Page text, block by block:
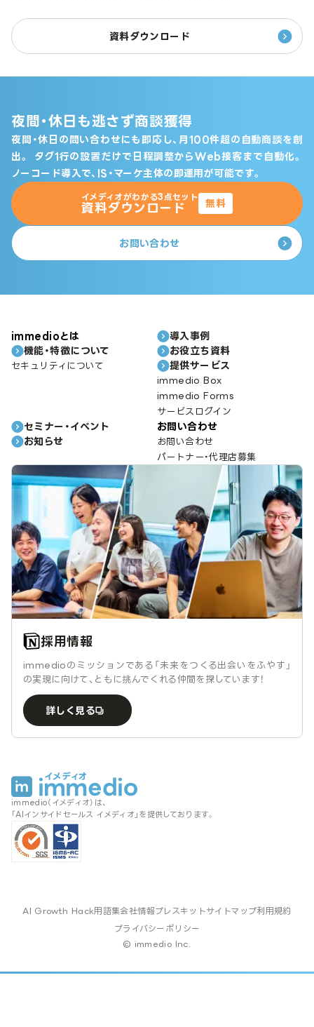
資料ダウンロード
夜間・休日も逃さず商談獲得
夜間・休日の問い合わせにも即応し、月100件超の自動商談を創
出。
タグ1行の設置だけで日程調整からWeb接客まで自動化。
ノーコード導入で、IS・マーケ主体の即運用が可能です。
イメディオがわかる3点セット
資料ダウンロード 無料
お問い合わせ
immedioとは
機能・特徴について
セキュリティについて
導入事例
お役立ち資料
提供サービス
immedio Box
immedio Forms
サービスログイン
セミナー・イベント
お知らせ
お問い合わせ
お問い合わせ
パートナー・代理店募集
採用情報
immedioのミッションである「未来をつくる出会いをふやす」
の実現に向けて、ともに挑んでくれる仲間を探しています！
詳しく見る
immedio（イメディオ）は、
「AIインサイドセールス イメディオ」を提供しております。
AI Growth Hack用語集会社情報プレスキットサイトマップ利用規約
プライバシーポリシー
© immedio Inc.